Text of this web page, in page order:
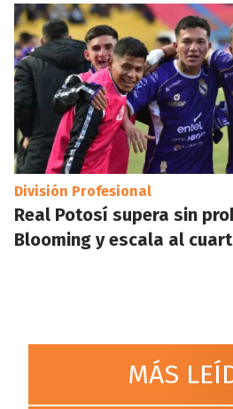
División Profesional
Real Potosí supera sin
Blooming y escala al
MÁS